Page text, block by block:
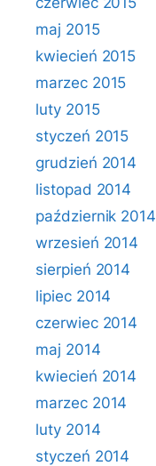
maj 2015
kwiecień 2015
marzec 2015
luty 2015
styczeń 2015
grudzień 2014
listopad 2014
październik 2014
wrzesień 2014
sierpień 2014
lipiec 2014
czerwiec 2014
maj 2014
kwiecień 2014
marzec 2014
luty 2014
styczeń 2014